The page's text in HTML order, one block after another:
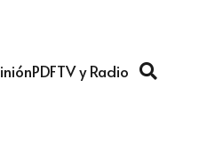
PDFTV y Radio